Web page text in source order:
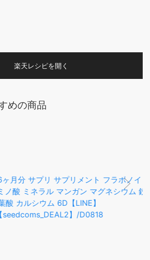
楽天レシピを開く
めの商品
】/D0818